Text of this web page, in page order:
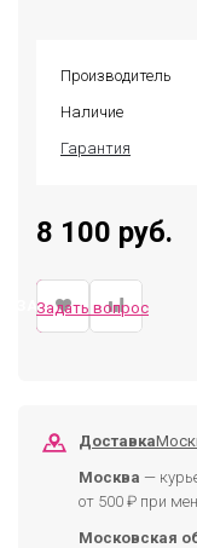
Производитель
Наличие
Гарантия
8 100 руб.
ЗАКАЗАТЬ
Задать вопрос
Доставка
Москва —
от 500 ₽ при
Московская